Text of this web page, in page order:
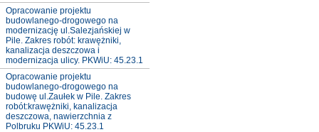
Opracowanie projektu
budowlanego-drogowego na
modernizację ul.Salezjańskiej w
Pile. Zakres robót: krawężniki,
kanalizacja deszczowa i
modernizacja ulicy. PKWiU: 45.23.1
Opracowanie projektu
budowlanego-drogowego na
budowę ul.Zaułek w Pile. Zakres
robót:krawężniki, kanalizacja
deszczowa, nawierzchnia z
Polbruku PKWiU: 45.23.1